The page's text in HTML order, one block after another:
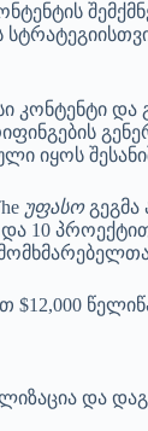
კონტენტი
იყოს
უფასოგეგმა
10
$12,000
და